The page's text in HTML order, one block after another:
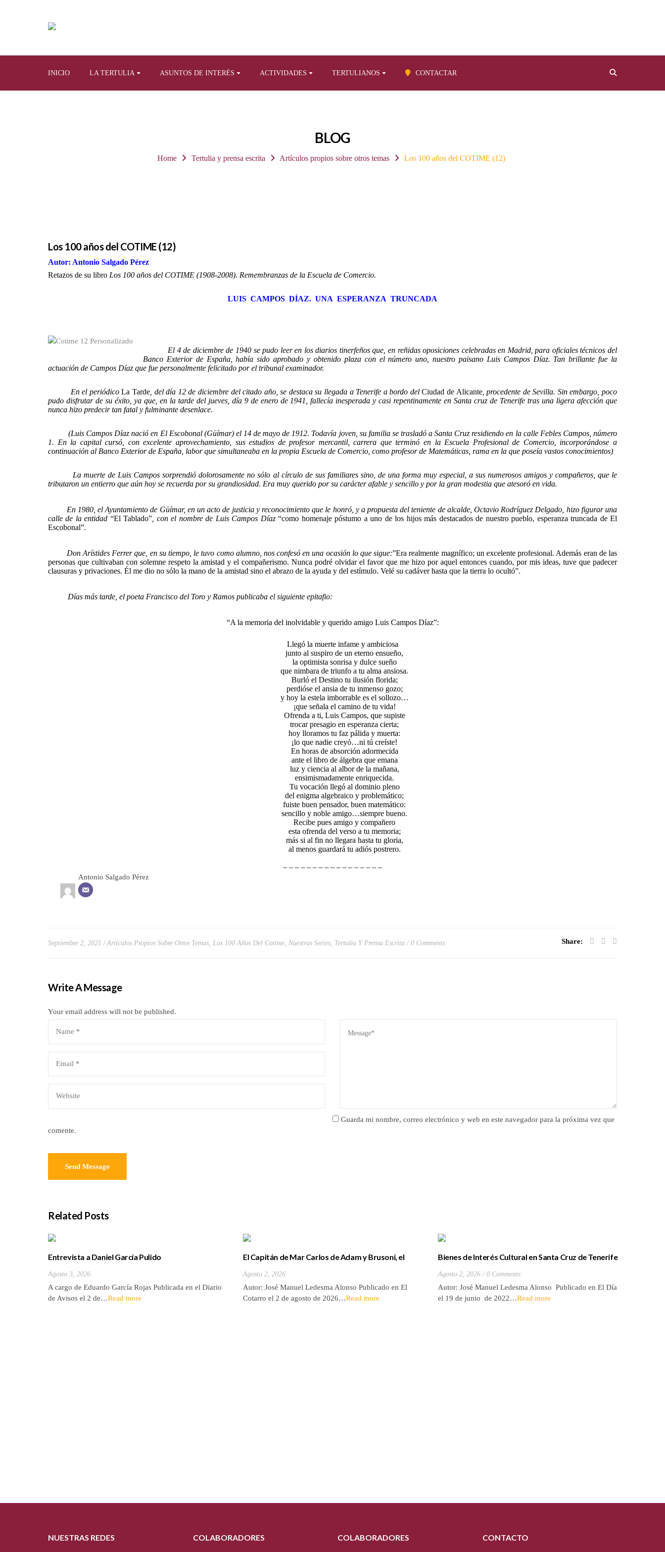
INICIO LA TERTULIA ASUNTOS DE INTERÉS ACTIVIDADES TERTULIANOS CONTACTAR
BLOG
Home Tertulia y prensa escrita Artículos propios sobre otros temas Los 100 años del COTIME (12)
Los 100 años del COTIME (12)
Autor: Antonio Salgado Pérez
Retazos de su libro Los 100 años del COTIME (1908-2008). Remembranzas de la Escuela de Comercio.
LUIS CAMPOS DÍAZ. UNA ESPERANZA TRUNCADA
El 4 de diciembre de 1940 se pudo leer en los diarios tinerfeños que, en reñidas oposiciones celebradas en Madrid, para oficiales técnicos del
Banco Exterior de España, había sido aprobado y obtenido plaza con el número uno, nuestro paisano Luis Campos Díaz. Tan brillante fue la
actuación de Campos Díaz que fue personalmente felicitado por el tribunal examinador.
En el periódicoLa Tarde , del día 12 de diciembre del citado año, se destaca su llegada a Tenerife a bordo delCiudad de Alicante, procedente de Sevilla. Sin embargo, poco
pudo disfrutar de su éxito, ya que, en la tarde del jueves, día 9 de enero de 1941, fallecía inesperada y casi repentinamente en Santa cruz de Tenerife tras una ligera afección que
nunca hizo predecir tan fatal y fulminante desenlace.
(Luis Campos Díaz nació en El Escobonal (Güímar) el 14 de mayo de 1912. Todavía joven, su familia se trasladó a Santa Cruz residiendo en la calle Febles Campos, número
1. En la capital cursó, con excelente aprovechamiento, sus estudios de profesor mercantil, carrera que terminó en la Escuela Profesional de Comercio, incorporándose a
continuación al Banco Exterior de España, labor que simultaneaba en la propia Escuela de Comercio, como profesor de Matemáticas, rama en la que poseía vastos conocimientos)
La muerte de Luis Campos sorprendió dolorosamente no sólo al círculo de sus familiares sino, de una forma muy especial, a sus numerosos amigos y compañeros, que le
tributaron un entierro que aún hoy se recuerda por su grandiosidad. Era muy querido por su carácter afable y sencillo y por la gran modestia que atesoró en vida.
En 1980, el Ayuntamiento de Güímar, en un acto de justicia y reconocimiento que le honró, y a propuesta del teniente de alcalde, Octavio Rodríguez Delgado, hizo figurar una
calle de la entidad “El Tablado” , con el nombre de Luis Campos Díaz“como homenaje póstumo a uno de los hijos más destacados de nuestro pueblo, esperanza truncada de El
Escobonal”.
Don Arístides Ferrer que, en su tiempo, le tuvo como alumno, nos confesó en una ocasión lo que sigue:”Era realmente magnífico; un excelente profesional. Además eran de las
personas que cultivaban con solemne respeto la amistad y el compañerismo. Nunca podré olvidar el favor que me hizo por aquel entonces cuando, por mis ideas, tuve que padecer
clausuras y privaciones. Él me dio no sólo la mano de la amistad sino el abrazo de la ayuda y del estímulo. Velé su cadáver hasta que la tierra lo ocultó”.
Días más tarde, el poeta Francisco del Toro y Ramos publicaba el siguiente epitafio:
“A la memoria del inolvidable y querido amigo Luis Campos Díaz”:
Llegó la muerte infame y ambiciosa
junto al suspiro de un eterno ensueño,
la optimista sonrisa y dulce sueño
que nimbara de triunfo a tu alma ansiosa.
Burló el Destino tu ilusión florida;
perdióse el ansia de tu inmenso gozo;
y hoy la estela imborrable es el sollozo…
¡que señala el camino de tu vida!
Ofrenda a ti, Luis Campos, que supiste
trocar presagio en esperanza cierta;
hoy lloramos tu faz pálida y muerta:
¡lo que nadie creyó…ni tú creíste!
En horas de absorción adormecida
ante el libro de álgebra que emana
luz y ciencia al albor de la mañana,
ensimismadamente enriquecida.
Tu vocación llegó al dominio pleno
del enigma algebraico y problemático;
fuiste buen pensador, buen matemático:
sencillo y noble amigo…siempre bueno.
Recibe pues amigo y compañero
esta ofrenda del verso a tu memoria;
más si al fin no llegara hasta tu gloria,
al menos guardará tu adiós postrero.
– – – – – – – – – – – – – – – – –
Antonio Salgado Pérez
Septiembre 2, 2021 Artículos Propios Sobre Otros Temas Los 100 Años Del Cotime Nuestras Series Tertulia Y Prensa Escrita 0 Comments Share:
Write A Message
Your email address will not be published.
Guarda mi nombre, correo electrónico y web en este navegador para la próxima vez que
comente.
Related Posts
Entrevista a Daniel García Pulido
Agosto 3, 2026
A cargo de Eduardo García Rojas Publicada en el Diario
de Avisos el 2 de…Read more
El Capitán de Mar Carlos de Adam y Brusoni, el
Agosto 2, 2026
Autor: José Manuel Ledesma Alonso Publicado en El
Cotarro el 2 de agosto de 2026…Read more
Bienes de Interés Cultural en Santa Cruz de Tenerife
Agosto 2, 2026 0 Comments
Autor: José Manuel Ledesma Alonso Publicado en El Día
el 19 de junio de 2022…Read more
NUESTRAS REDES COLABORADORES COLABORADORES CONTACTO